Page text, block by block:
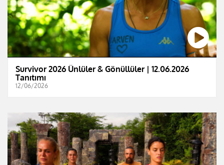
Survivor 2026 Ünlüler & Gönüllüler | 12.06.2026
Tanıtımı
12/06/2026